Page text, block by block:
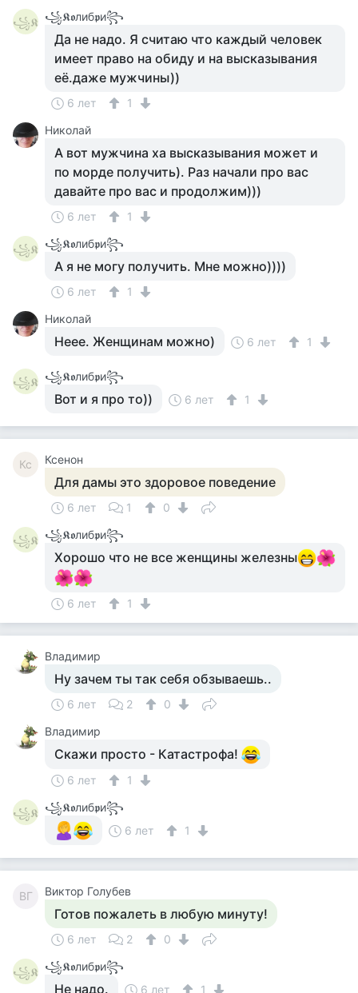
꧁𝕶 ꧁𝕶𝖔либ𝖕и꧂
Да не надо. Я считаю что каждый человек
имеет право на обиду и на высказывания
её.даже мужчины))
6 лет
1
Николай
А вот мужчина ха высказывания может и
по морде получить). Раз начали про вас
давайте про вас и продолжим)))
6 лет 1
꧁𝕶 ꧁𝕶𝖔либ𝖕и꧂
А я не могу получить. Мне можно))))
6 лет
1
Николай
Неее. Женщинам можно) 6 лет 1
꧁𝕶 ꧁𝕶𝖔либ𝖕и꧂
Вот и я про то)) 6 лет 1
Кс Ксенон
Для дамы это здоровое поведение
6 лет 1 0
꧁𝕶 ꧁𝕶𝖔либ𝖕и꧂
Хорошо что не все женщины железны
6 лет 1
Владимир
Ну зачем ты так себя обзываешь..
6 лет 2
0
Владимир
Скажи просто - Катастрофа!
6 лет 1
꧁𝕶 ꧁𝕶𝖔либ𝖕и꧂
6 лет
1
ВГ Виктор Голубев
Готов пожалеть в любую минуту!
6 лет 2 0
꧁𝕶 ꧁𝕶𝖔либ𝖕и꧂
Не надо. 6 лет 1